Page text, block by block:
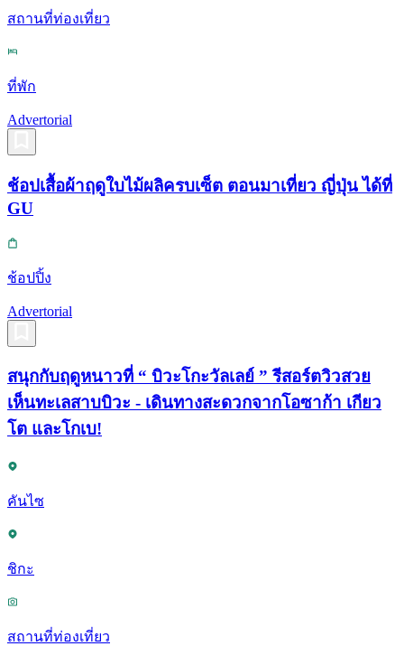
สถานที่ท่องเที่ยว
ที่พัก
Advertorial
ช้อปเสื้อผ้าฤดูใบไม้ผลิครบเซ็ต ตอนมาเที่ยว ญี่ปุ่น ได้ที่
GU
ช้อปปิ้ง
Advertorial
สนุกกับฤดูหนาวที่ “ บิวะโกะวัลเลย์ ” รีสอร์ตวิวสวย
เห็นทะเลสาบบิวะ - เดินทางสะดวกจากโอซาก้า เกียว
โต และโกเบ!
คันไซ
ชิกะ
สถานที่ท่องเที่ยว